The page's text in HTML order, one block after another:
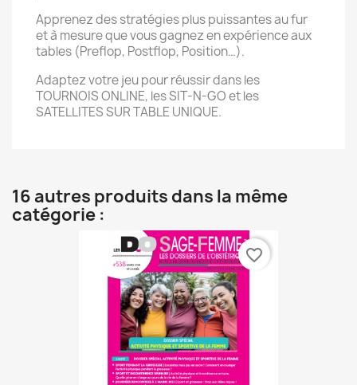
Apprenez des stratégies plus puissantes au fur
et à mesure que vous gagnez en expérience aux
tables (Preflop, Postflop, Position…).
Adaptez votre jeu pour réussir dans les
TOURNOIS ONLINE, les SIT-N-GO et les
SATELLITES SUR TABLE UNIQUE.
16 autres produits dans la même
catégorie :
favorite_border